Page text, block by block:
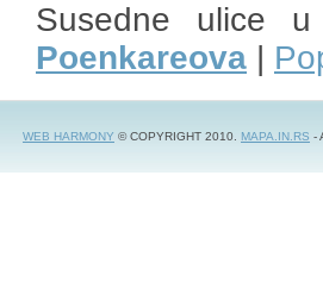
Susedne ulice
Poenkareova |
WEB HARMONY © COPYRIGHT 2010. MAPA.IN.RS -